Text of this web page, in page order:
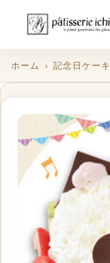
ホーム 記念日ケーキ